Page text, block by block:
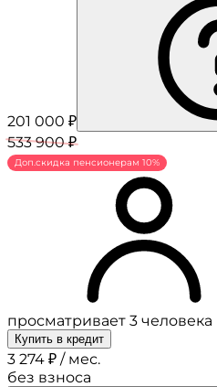
201 000 ₽
533 900 ₽
Доп.скидка пенсионерам 10%
просматривает 3 человека
Купить в кредит
3 274 ₽ / мес.
без взноса